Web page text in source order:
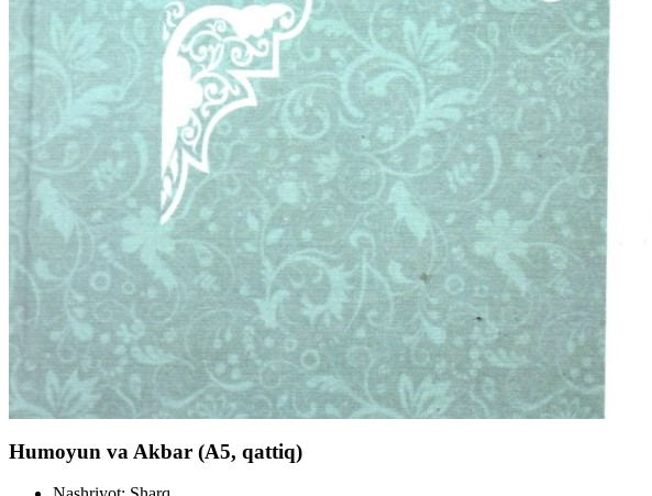
Humoyun va Akbar (А5, qattiq)